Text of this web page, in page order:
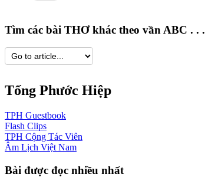
Tìm các bài THƠ khác theo vần ABC . . .
Tống Phước Hiệp
TPH Guestbook
Flash Clips
TPH Cộng Tác Viên
Âm Lịch Việt Nam
Bài được đọc nhiều nhất